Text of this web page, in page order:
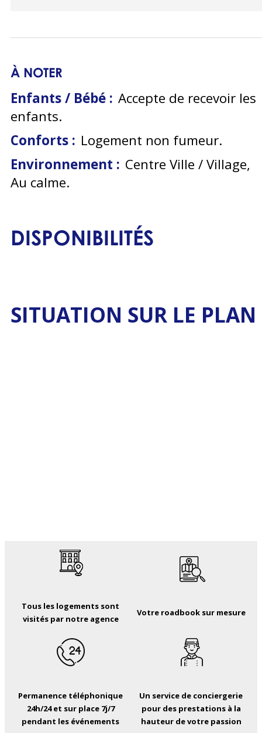
À NOTER
Enfants / Bébé : Accepte de recevoir les
enfants
Conforts : Logement non fumeur
Environnement : Centre Ville / Village
Au calme
DISPONIBILITÉS
SITUATION SUR LE PLAN
Tous les logements sont
visités par notre agence
Votre roadbook sur mesure
Permanence téléphonique
24h/24 et sur place 7j/7
pendant les événements
Un service de conciergerie
pour des prestations à la
hauteur de votre passion